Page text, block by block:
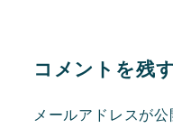
コメントを残
メールアドレスが公